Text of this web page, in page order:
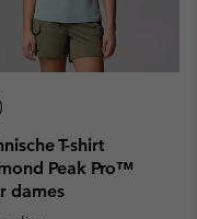
T-shirt
Peak Pro™
dames